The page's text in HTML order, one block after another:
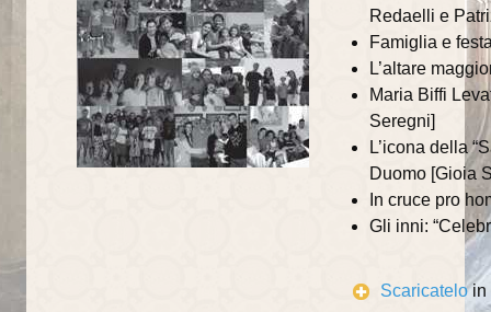
Iniziazione cristiana
Catechisti
Attività
Contatti
Redaelli e
Famiglia e
L’altare
Maria Biffi
Seregni]
L’icona della
Duomo [Gioia
In cruce pro
Gli inni:
Scaricateloin